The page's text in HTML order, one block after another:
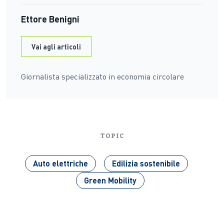
Ettore Benigni
Vai agli articoli
Giornalista specializzato in economia circolare
TOPIC
Auto elettriche
Edilizia sostenibile
Green Mobility